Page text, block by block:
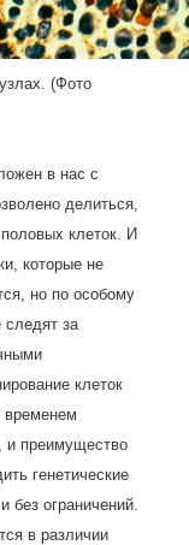
(Фото
в нас с
делиться,
клеток. И
которые не
но по особому
за
клеток
временем
и преимущество
генетические
ограничений.
в различии